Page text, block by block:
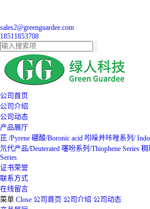
sales2@greenguardee.com
18511853708
公司首页
公司介绍
公司动态
产品展厅
芘 /Pyrene 硼酸/Boronic acid 吲哚并咔唑系列/
氘代产品/Deuterated 噻吩系列/Thiophene Series 稠
Series
证书荣誉
联系方式
在线留言
菜单 Close 公司首页 公司介绍 公司动态